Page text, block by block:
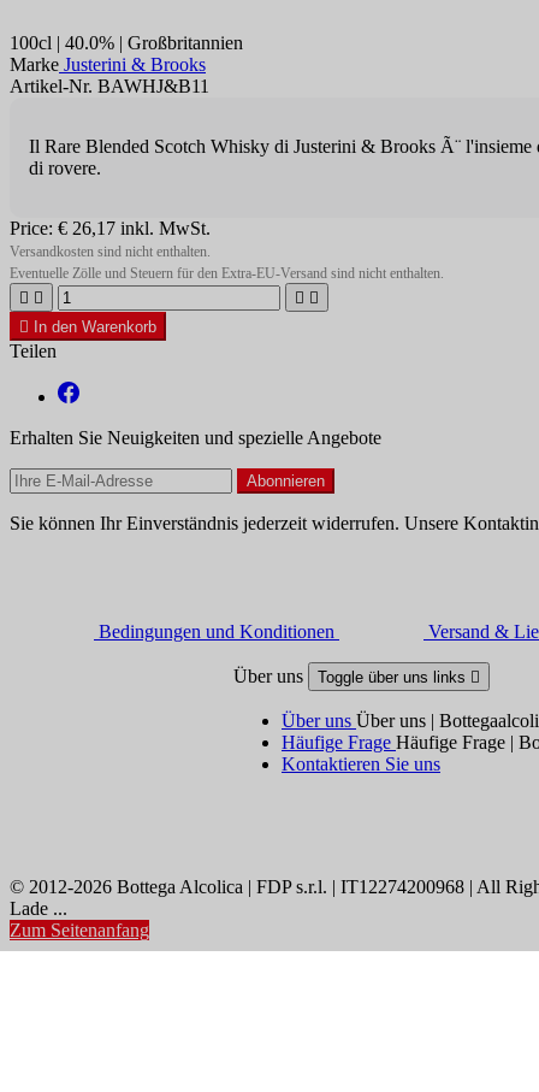
100cl | 40.0% | Großbritannien
Marke Justerini & Brooks
Artikel-Nr. BAWHJ&B11
Il Rare Blended Scotch Whisky di Justerini & Brooks Ã¨
di rovere.
Price: € 26,17 inkl. MwSt.
Versandkosten sind nicht enthalten.
Eventuelle Zölle und Steuern für den Extra-EU-Versand sind nicht enthalten.
   

In den Warenkorb
Teilen
Erhalten Sie Neuigkeiten und spezielle Angebote
Sie können Ihr Einverständnis jederzeit widerrufen. Unsere
Bedingungen und Konditionen Versand &
Über uns Toggle über uns links 
Über uns Über uns |
Häufige Frage Häufige Frage |
Kontaktieren Sie uns
© 2012-2026 Bottega Alcolica | FDP s.r.l. | IT12274200968 | All
Lade ...
Zum Seitenanfang